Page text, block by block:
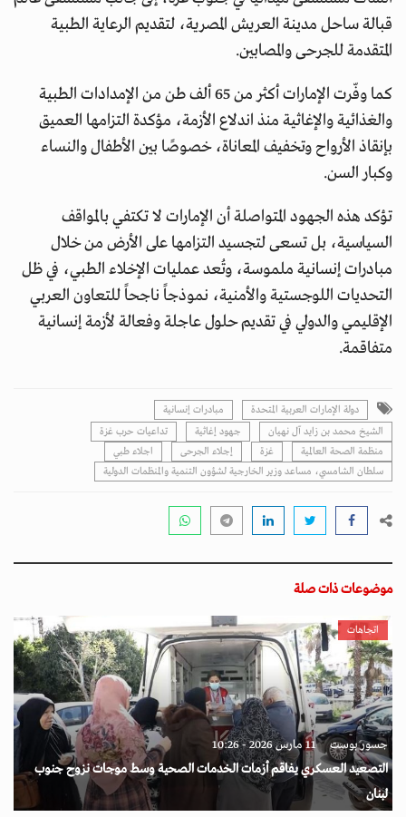
قبالة ساحل مدينة العريش المصرية، لتقديم الرعاية الطبية
المتقدمة للجرحى والمصابين.
كما وفّرت الإمارات أكثر من 65 ألف طن من الإمدادات الطبية
والغذائية والإغاثية منذ اندلاع الأزمة، مؤكدة التزامها العميق
بإنقاذ الأرواح وتخفيف المعاناة، خصوصًا بين الأطفال والنساء
وكبار السن.
تؤكد هذه الجهود المتواصلة أن الإمارات لا تكتفي بالمواقف
السياسية، بل تسعى لتجسيد التزامها على الأرض من خلال
مبادرات إنسانية ملموسة، وتُعد عمليات الإخلاء الطبي، في ظل
التحديات اللوجستية والأمنية، نموذجاً ناجحاً للتعاون العربي
الإقليمي والدولي في تقديم حلول عاجلة وفعالة لأزمة إنسانية
متفاقمة.
دولة الإمارات العربية المتحدة
مبادرات إنسانية
الشيخ محمد بن زايد آل نهيان
جهود إغاثية
تداعيات حرب غزة
منظمة الصحة العالمية
غزة إجلاء الجرحى
اجلاء طبي
سلطان الشامسي، مساعد وزير الخارجية لشؤون التنمية والمنظمات الدولية
موضوعات ذات صلة
اتجاهات
جسور بوست 11 مارس 2026 - 10:26
التصعيد العسكري يفاقم أزمات الخدمات الصحية وسط موجات نزوح جنوب
لبنان